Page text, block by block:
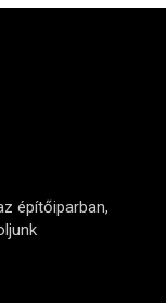
építőiparban,